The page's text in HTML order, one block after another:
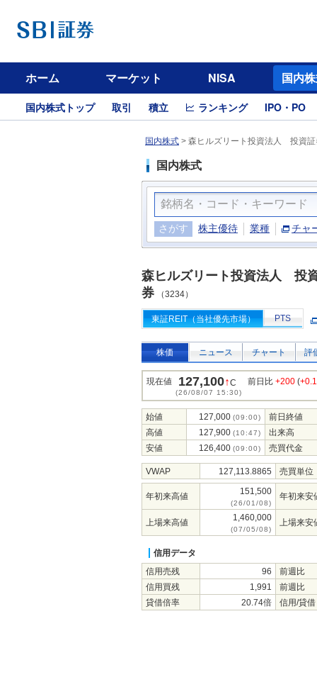
ホーム マーケット NISA 国内
国内株式トップ 取引 積立 ランキング IPO・PO
国内株式 > 森ヒルズリート投資法人 投資
国内株式
さがす 株主優待 業種 チャ
森ヒルズリート投資法人 投
券 （3234）
東証REIT（当社優先市場） PTS
株価 ニュース チャート 評
現在値 127,100↑C
(26/08/07 15:30)
前日比 +200 (
始値 127,000 (09:00)
前日終値
高値
127,900 (10:47)
出来高
安値
126,400 (09:00) 売買代金
VWAP 127,113.8865 売買単位
年初来高値 151,500
(26/01/08)
年初来安
上場来高値 1,460,000
(07/05/08)
上場来安
信用データ
信用売残
96
前週比
信用買残
1,991
前週比
貸借倍率
20.74倍 信用/貸借